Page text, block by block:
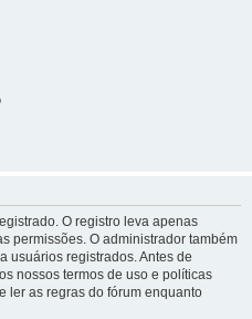
O registro leva apenas
permissões. O administrador também
usuários registrados. Antes de
nossos termos de uso e políticas
ler as regras do fórum enquanto